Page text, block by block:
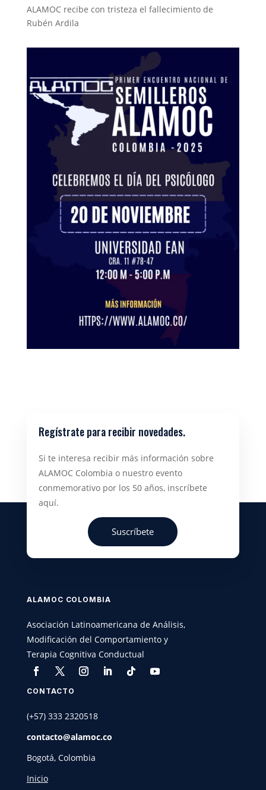
ALAMOC recibe con tristeza el fallecimiento de
Rubén Ardila
Regístrate para recibir novedades.
Si te interesa recibir más información sobre
ALAMOC Colombia o nuestro evento
conmemorativo por los 50 años, inscríbete
aquí.
Suscríbete
ALAMOC COLOMBIA
Asociación Latinoamericana de Análisis,
Modificación del Comportamiento y
Terapia Cognitiva Conductual
CONTACTO
(+57) 333 2320518
contacto@alamoc.co
Bogotá, Colombia
Inicio